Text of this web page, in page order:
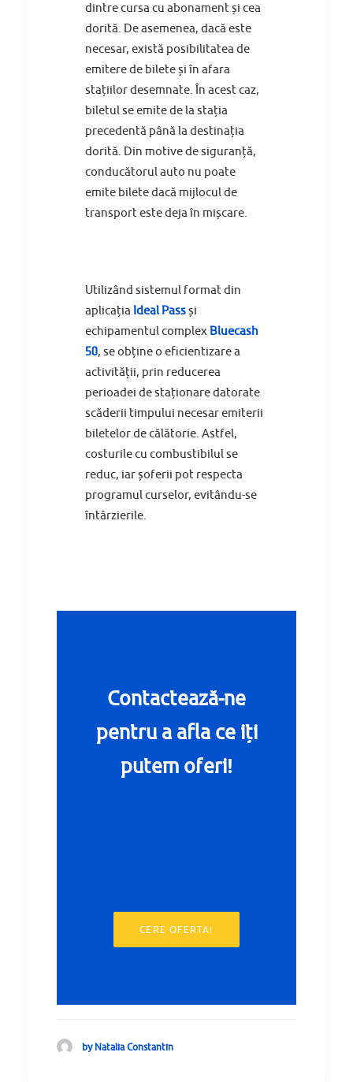
dintre cursa cu abonament și cea
dorită. De asemenea, dacă este
necesar, există posibilitatea de
emitere de bilete și în afara
stațiilor desemnate. În acest caz,
biletul se emite de la stația
precedentă până la destinația
dorită. Din motive de siguranță,
conducătorul auto nu poate
emite bilete dacă mijlocul de
transport este deja în mișcare.
Utilizând sistemul format din
aplicațiaIdeal Passși
echipamentul complexBluecash
50, se obține o eficientizare a
activității, prin reducerea
perioadei de staționare datorate
scăderii timpului necesar emiterii
biletelor de călătorie. Astfel,
costurile cu combustibilul se
reduc, iar șoferii pot respecta
programul curselor, evitându-se
întârzierile.
Contactează-ne
pentru a afla ce iți
putem oferi!
CERE OFERTA!
by Natalia Constantin